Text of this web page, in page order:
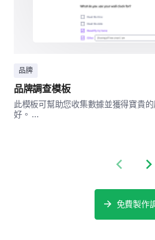
我感到與品牌有個人聯繫
品牌與我的價值觀相符
您能分享一個我們品牌對
您產生共鳴的具體例子嗎？
品牌
品牌調查模板
此模板可幫助您收集數據並獲得寶貴
好。 ...
Previous
免費製作